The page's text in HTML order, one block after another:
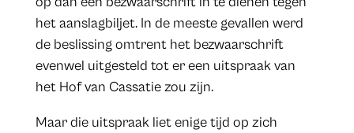
het aanslagbiljet. In de meeste gevallen werd
de beslissing omtrent het bezwaarschrift
evenwel uitgesteld tot er een uitspraak van
het Hof van Cassatie zou zijn.
Maar die uitspraak liet enige tijd op zich